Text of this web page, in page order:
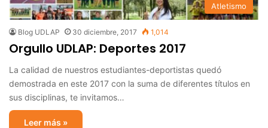
Atletismo
Blog UDLAP 30 diciembre, 2017 1,014
Orgullo UDLAP: Deportes 2017
La calidad de nuestros estudiantes-deportistas quedó
demostrada en este 2017 con la suma de diferentes títulos en
sus disciplinas, te invitamos…
Leer más »